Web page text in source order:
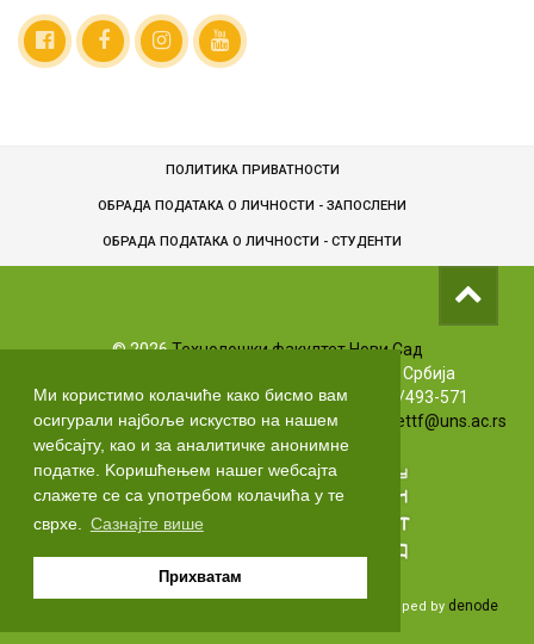
Ми користимо колачиће како бисмо вам
осигурали најбоље искуство на нашем
wебсајту, као и за аналитичке анонимне
податке. Kоришћењем нашег wебсајта
слажете се са употребом колачића у те
сврхе.
Сазнајте више
Прихватам
ПОЛИТИКА ПРИВАТНОСТИ
ОБРАДА ПОДАТАКА О ЛИЧНОСТИ - ЗАПОСЛЕНИ
ОБРАДA ПОДАТАКА О ЛИЧНОСТИ - СТУДЕНТИ
©2026Технолошки факултет Нови Сад
Булевар цара Лазара 1, 21102 Нови Сад, Србија
Info телефони: +381 (0)21/485-3619 | (0)63/493-571
Маркетинг: +381 (0)21/485-3606 | Е-маил:
markettf@uns.ac.rs
Developed by denode